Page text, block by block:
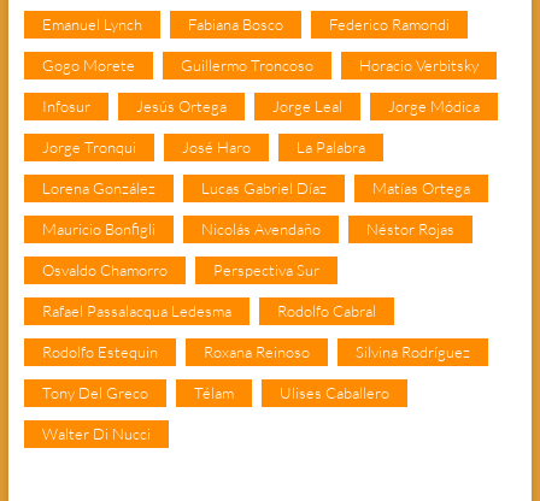
Emanuel Lynch Fabiana Bosco Federico Ramondi
Gogo Morete Guillermo Troncoso Horacio Verbitsky
Infosur Jesús Ortega Jorge Leal Jorge Módica
Jorge Tronqui José Haro La Palabra
Lorena González Lucas Gabriel Díaz Matías Ortega
Mauricio Bonfigli Nicolás Avendaño Néstor Rojas
Osvaldo Chamorro Perspectiva Sur
Rafael Passalacqua Ledesma Rodolfo Cabral
Rodolfo Estequin Roxana Reinoso Silvina Rodríguez
Tony Del Greco Télam Ulises Caballero
Walter Di Nucci